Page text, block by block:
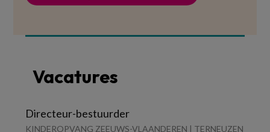
Vacatures
Directeur-bestuurder
KINDEROPVANG ZEEUWS-VLAANDEREN | TERNEUZEN